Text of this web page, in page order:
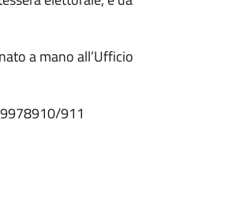
a mano all’Ufficio
911